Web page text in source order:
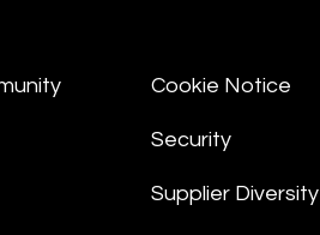
Cookie Notice
Security
Supplier Diversity